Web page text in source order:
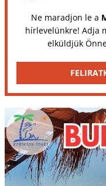
Ne maradjon le a
hírlevelünkre! Adja
elküldjük